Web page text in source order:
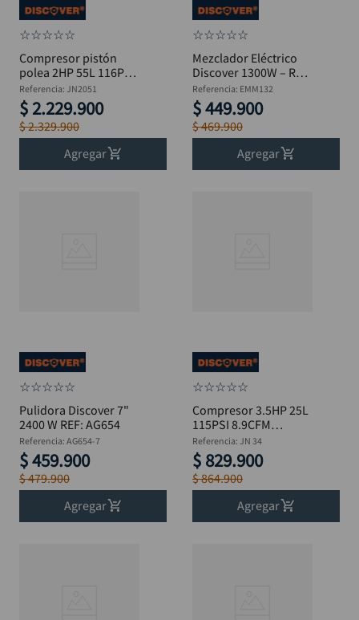
☆☆☆☆☆
Compresor pistón
polea 2HP 55L 116PSI
4.3CFM DISCOVER
JN2051
Referencia: JN2051
$ 2.229.900
$2.329.900
Agregar
☆☆☆☆☆
Mezclador Eléctrico
Discover 1300W – REF:
EMM132
Referencia: EMM132
$449.900
$469.900
Agregar
☆☆☆☆☆
Pulidora Discover 7"
2400 W REF: AG654
Referencia: AG654-7
$459.900
$479.900
Agregar
☆☆☆☆☆
Compresor 3.5HP 25L
115PSI 8.9CFM
DISCOVER JN 34
Referencia: JN 34
$ 829.900
$864.900
Agregar